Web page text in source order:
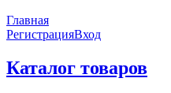
Главная
РегистрацияВход
Каталог товаров